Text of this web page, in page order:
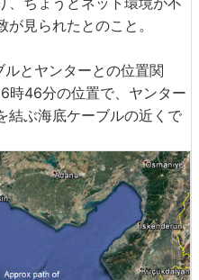
見られたとのこと。
とヤンターとの位置関
時46分の位置で、ヤンター
結ぶ海底ケーブルの近くで